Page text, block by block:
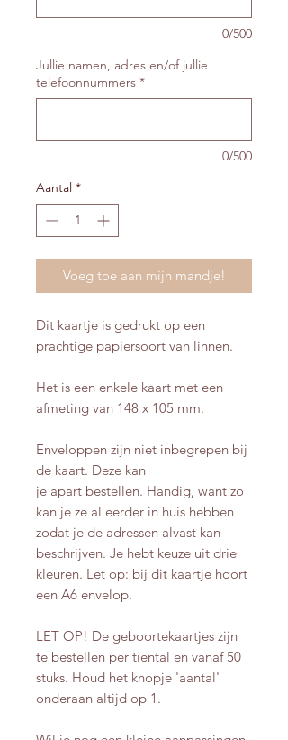
0/500
Jullie namen, adres en/of jullie
telefoonnummers *
0/500
Aantal *
Voeg toe aan mijn mandje!
Dit kaartje is gedrukt op een
prachtige papiersoort van linnen.
Het is een enkele kaart met een
afmeting van 148 x 105 mm.
Enveloppen zijn niet inbegrepen bij
de kaart. Deze kan
je apart bestellen. Handig, want zo
kan je ze al eerder in huis hebben
zodat je de adressen alvast kan
beschrijven. Je hebt keuze uit drie
kleuren. Let op: bij dit kaartje hoort
een A6 envelop.
LET OP! De geboortekaartjes zijn
te bestellen per tiental en vanaf 50
stuks. Houd het knopje 'aantal'
onderaan altijd op 1.